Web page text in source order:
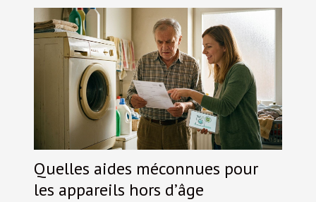
Quelles aides méconnues pour
les appareils hors d’âge